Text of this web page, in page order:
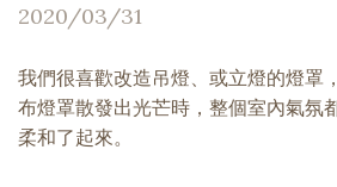
2020/03/31
我們很喜歡改造吊燈、或立燈的燈罩
布燈罩散發出光芒時，整個室內氣氛
柔和了起來。